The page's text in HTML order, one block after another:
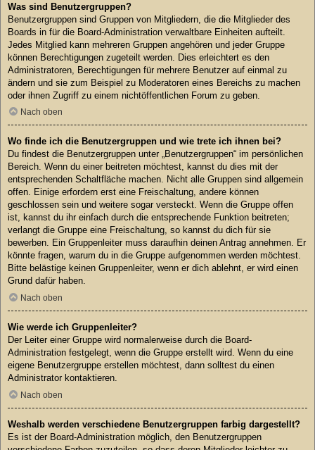
Was sind Benutzergruppen?
Benutzergruppen sind Gruppen von Mitgliedern, die die Mitglieder des
Boards in für die Board-Administration verwaltbare Einheiten aufteilt.
Jedes Mitglied kann mehreren Gruppen angehören und jeder Gruppe
können Berechtigungen zugeteilt werden. Dies erleichtert es den
Administratoren, Berechtigungen für mehrere Benutzer auf einmal zu
ändern und sie zum Beispiel zu Moderatoren eines Bereichs zu machen
oder ihnen Zugriff zu einem nichtöffentlichen Forum zu geben.
Nach oben
Wo finde ich die Benutzergruppen und wie trete ich ihnen bei?
Du findest die Benutzergruppen unter „Benutzergruppen“ im persönlichen
Bereich. Wenn du einer beitreten möchtest, kannst du dies mit der
entsprechenden Schaltfläche machen. Nicht alle Gruppen sind allgemein
offen. Einige erfordern erst eine Freischaltung, andere können
geschlossen sein und weitere sogar versteckt. Wenn die Gruppe offen
ist, kannst du ihr einfach durch die entsprechende Funktion beitreten;
verlangt die Gruppe eine Freischaltung, so kannst du dich für sie
bewerben. Ein Gruppenleiter muss daraufhin deinen Antrag annehmen. Er
könnte fragen, warum du in die Gruppe aufgenommen werden möchtest.
Bitte belästige keinen Gruppenleiter, wenn er dich ablehnt, er wird einen
Grund dafür haben.
Nach oben
Wie werde ich Gruppenleiter?
Der Leiter einer Gruppe wird normalerweise durch die Board-
Administration festgelegt, wenn die Gruppe erstellt wird. Wenn du eine
eigene Benutzergruppe erstellen möchtest, dann solltest du einen
Administrator kontaktieren.
Nach oben
Weshalb werden verschiedene Benutzergruppen farbig dargestellt?
Es ist der Board-Administration möglich, den Benutzergruppen